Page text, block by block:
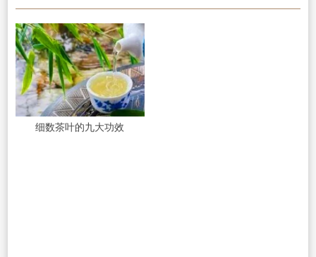
细数茶叶的九大功效